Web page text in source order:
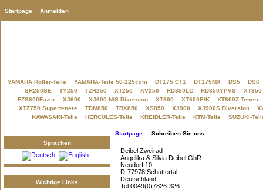
Startpage Anmelden
YAMAHA Roller-Teile YAMAHA-Teile 50-125ccm DT175 CT1 DT175MX DS5
DS6
SR250SE
TY250 TZR250 XT250 XV250 RD350LC RD350YPVS
XT350
FZS600Fazer
XJ600 XJ600 N/S Diversion XT600 XT600E/K
XT600Z Tenere
XTZ750 Supertenere
TDM850 TRX850 XS850 XJ900 XJ900S Diversion
KAWASAKI-Teile
HERCULES-Teile KREIDLER-Teile KTM-Teile SUZUKI-
Sprachen
Wichtige Links
Startpage:: Schreiben Sie uns
Deibel Zweirad
Angelika & Silvia Deibel GbR
Neudorf 10
D-77978 Schuttertal
Deutschland
Tel.0049(0)7826-326